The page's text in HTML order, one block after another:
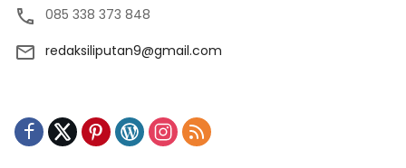
085 338 373 848
redaksiliputan9@gmail.com